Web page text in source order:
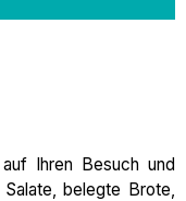
Ihren Besuch und
belegte Brote,